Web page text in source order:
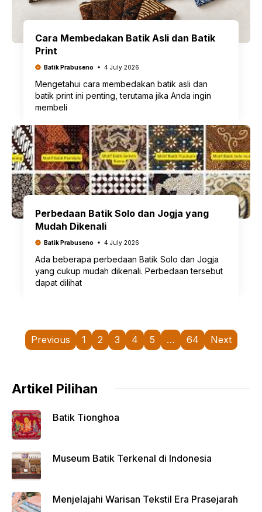
Cara Membedakan Batik Asli dan Batik
Print
Batik Prabuseno 4 July 2026
Mengetahui cara membedakan batik asli dan
batik print ini penting, terutama jika Anda ingin
membeli
Perbedaan Batik Solo dan Jogja yang
Mudah Dikenali
Batik Prabuseno 4 July 2026
Ada beberapa perbedaan Batik Solo dan Jogja
yang cukup mudah dikenali. Perbedaan tersebut
dapat dilihat
Previous 1 2 3 4 5 … 64 Next
Artikel Pilihan
Batik Tionghoa
Museum Batik Terkenal di Indonesia
Menjelajahi Warisan Tekstil Era Prasejarah